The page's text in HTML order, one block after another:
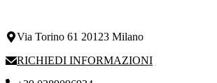
Via Torino 61 20123 Milano
RICHIEDI INFORMAZIONI